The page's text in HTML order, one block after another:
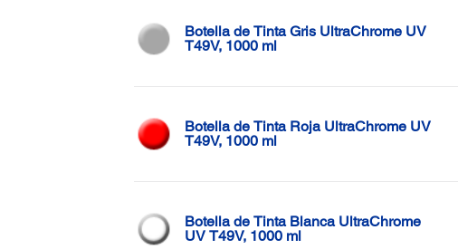
Botella de Tinta Gris UltraChrome UV
T49V, 1000 ml
Botella de Tinta Roja UltraChrome UV
T49V, 1000 ml
Botella de Tinta Blanca UltraChrome
UV T49V, 1000 ml